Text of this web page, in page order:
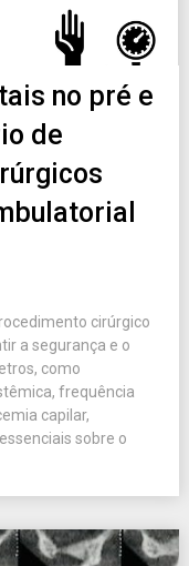
no pré e
de
cirúrgico
a segurança e o
como
frequência
capilar,
sobre o